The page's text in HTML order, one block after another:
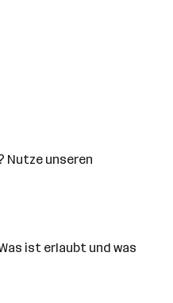
Nutze unseren
ist erlaubt und was